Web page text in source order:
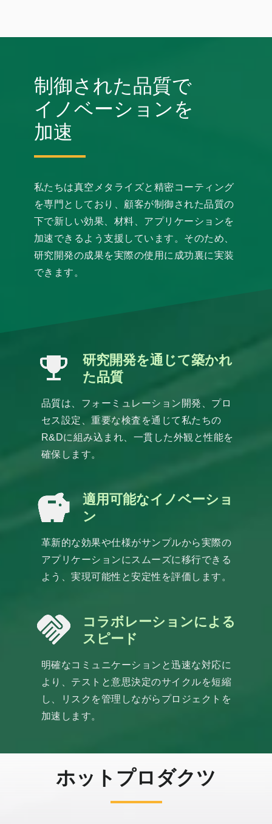
制御された品質で
イノベーションを
加速
私たちは真空メタライズと精密コーティング
を専門としており、顧客が制御された品質の
下で新しい効果、材料、アプリケーションを
加速できるよう支援しています。そのため、
研究開発の成果を実際の使用に成功裏に実装
できます。
研究開発を通じて築かれ
た品質
品質は、フォーミュレーション開発、プロ
セス設定、重要な検査を通じて私たちの
R&Dに組み込まれ、一貫した外観と性能を
確保します。
適用可能なイノベーショ
ン
革新的な効果や仕様がサンプルから実際の
アプリケーションにスムーズに移行できる
よう、実現可能性と安定性を評価します。
コラボレーションによる
スピード
明確なコミュニケーションと迅速な対応に
より、テストと意思決定のサイクルを短縮
し、リスクを管理しながらプロジェクトを
加速します。
ホットプロダクツ